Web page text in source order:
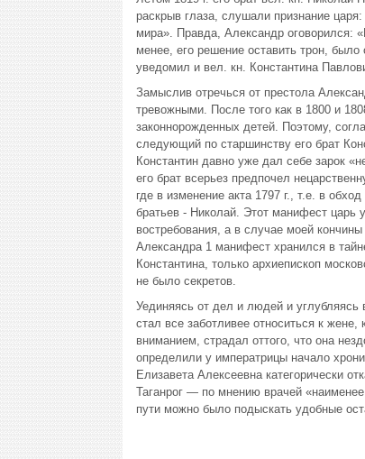
раскрыв глаза, слушали признание
мира». Правда, Александр оговорился:
менее, его решение оставить трон,
уведомил и вел. кн. Константина
Замыслив отречься от престола
тревожными. После того как в 1800 и
законнорожденных детей. Поэтому,
следующий по старшинству его брат
Константин давно уже дал себе зарок
его брат всерьез предпочел
где в изменение акта 1797 г., т.е. в
братьев - Николай. Этот манифест царь
востребования, а в случае моей
Александра 1 манифест хранился в
Константина, только архиепископ
не было секретов.
Уединяясь от дел и людей и углубляясь
стал все заботливее относиться к
вниманием, страдал оттого, что она
определили у императрицы начало
Елизавета Алексеевна категорически
Таганрог — по мнению врачей
пути можно было подыскать удобные